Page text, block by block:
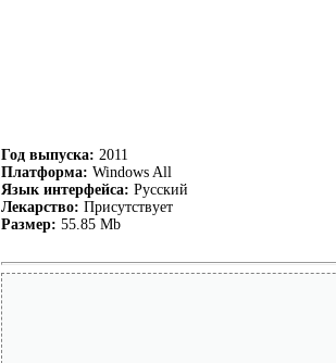
Год выпуска: 2011
Платформа: Windows All
Язык интерфейса: Русский
Лекарство: Присутствует
Размер: 55.85 Mb